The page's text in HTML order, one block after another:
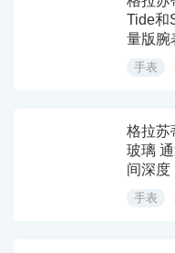
Tide和
量版腕
手表
格拉苏
玻璃
间深度
手表